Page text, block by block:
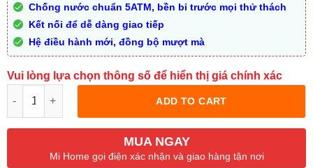
Chống nước chuẩn 5ATM, bền bỉ trước mọi thử thách
Kết nối để dễ dàng giao tiếp
Hệ điều hành mới, đồng bộ mượt mà
Vui lòng lựa chọn thông số để hiển thị giá chính xác
ADD TO CART
MUA NGAY
Mi Home gọi điện xác nhận và giao hàng tận nơi